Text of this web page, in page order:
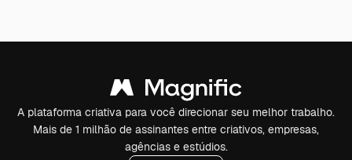
A plataforma criativa para você direcionar seu melhor trabalho.
Mais de 1 milhão de assinantes entre criativos, empresas,
agências e estúdios.